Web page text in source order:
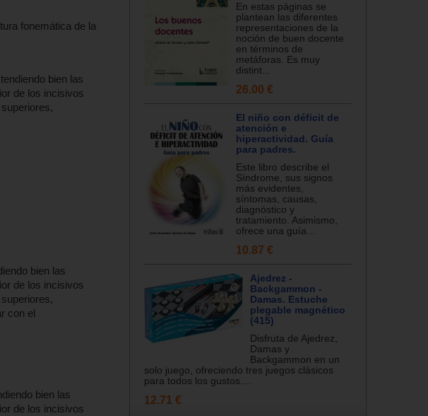
fonemática de la
bien las
de los incisivos
bien las
de los incisivos
con el
bien las
de los incisivos
En estas páginas se
plantean las diferentes
representaciones de la
noción de buen docente
en términos de
metáforas. Es muy
distint...
26.00 €
El niño con déficit de
atención e
hiperactividad. Guía
para padres.
Este libro describe el
Síndrome, sus signos
más evidentes,
síntomas, causas,
diagnóstico y
tratamiento. Asimismo,
ofrece una guía...
10.87 €
Ajedrez -
Backgammon -
Damas. Estuche
plegable magnético
(415)
Disfruta de Ajedrez,
Damas y
Backgammon en un
solo juego, ofreciendo tres juegos clásicos
para todos los gustos....
12.71 €